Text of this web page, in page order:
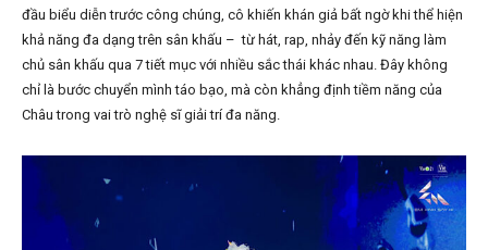
đầu biểu diễn trước công chúng, cô khiến khán giả bất ngờ khi thể hiện
khả năng đa dạng trên sân khấu – từ hát, rap, nhảy đến kỹ năng làm
chủ sân khấu qua 7 tiết mục với nhiều sắc thái khác nhau. Đây không
chỉ là bước chuyển mình táo bạo, mà còn khẳng định tiềm năng của
Châu trong vai trò nghệ sĩ giải trí đa năng.